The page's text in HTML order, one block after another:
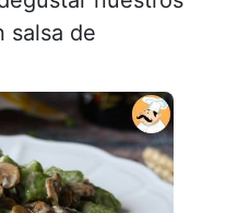
salsa de